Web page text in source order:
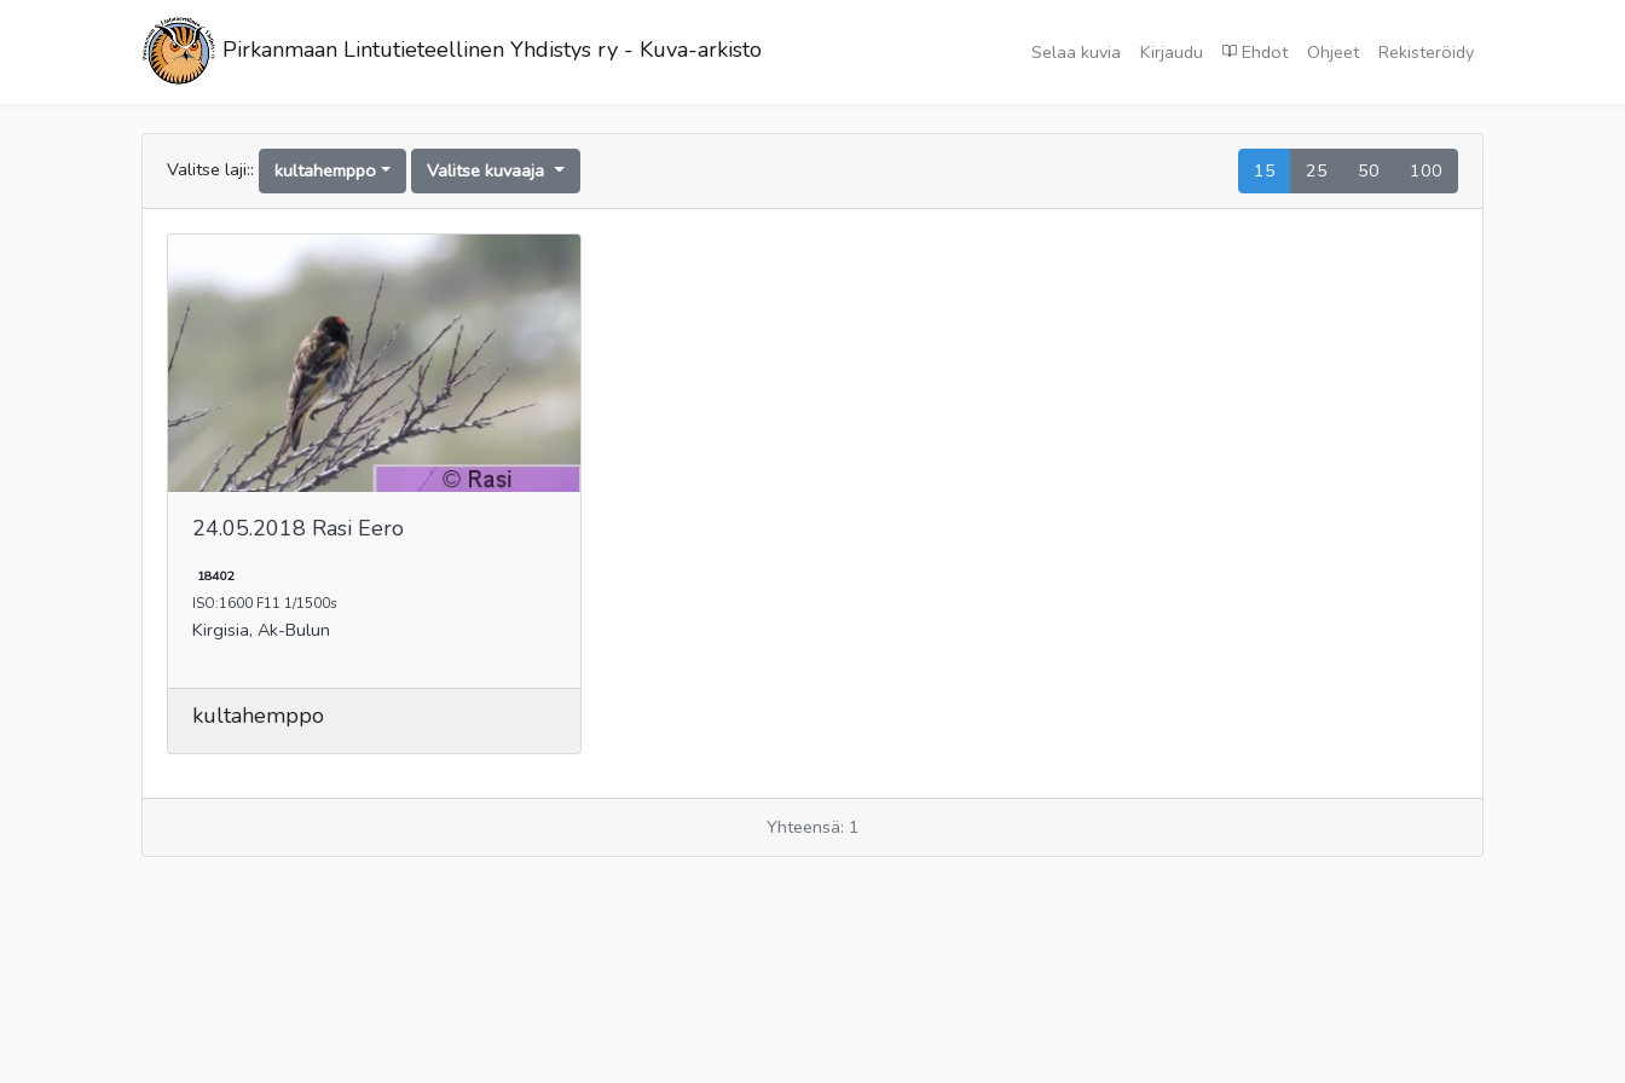
Pirkanmaan Lintutieteellinen Yhdistys ry - Kuva-arkisto Selaa kuvia Kirjaudu Ehdot Ohjeet Rekisteröidy
Valitse laji:: kultahemppo Valitse kuvaaja 15 25 50 100
24.05.2018 Rasi Eero
18402
ISO:1600 F11 1/1500s
Kirgisia, Ak-Bulun
kultahemppo
Yhteensä: 1